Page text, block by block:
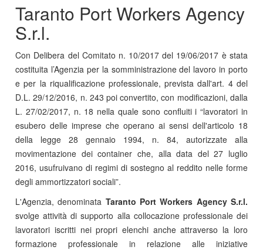
Taranto Port Workers Agency
S.r.l.
Con Delibera del Comitato n. 10/2017 del 19/06/2017 è stata
costituita l’Agenzia per la somministrazione del lavoro in porto
e per la riqualificazione professionale, prevista dall'art. 4 del
D.L. 29/12/2016, n. 243 poi convertito, con modificazioni, dalla
L. 27/02/2017, n. 18 nella quale sono confluiti i “lavoratori in
esubero delle imprese che operano ai sensi dell'articolo 18
della legge 28 gennaio 1994, n. 84, autorizzate alla
movimentazione dei container che, alla data del 27 luglio
2016, usufruivano di regimi di sostegno al reddito nelle forme
degli ammortizzatori sociali”.
L'Agenzia, denominata Taranto Port Workers Agency S.r.l.
svolge attività di supporto alla collocazione professionale dei
lavoratori iscritti nei propri elenchi anche attraverso la loro
formazione professionale in relazione alle iniziative